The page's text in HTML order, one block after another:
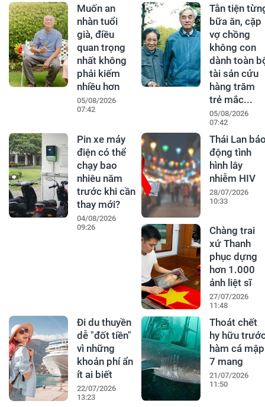
Muốn an
nhàn tuổi
già, điều
quan trọng
nhất không
phải kiếm
nhiều hơn
05/08/2026
07:42
Tằn tiện
bữa ăn, cặp
vợ chồng
không con
dành toàn
tài sản cứu
hàng trăm
trẻ mắc...
05/08/2026
07:42
Pin xe máy
điện có thể
chạy bao
nhiêu năm
trước khi cần
thay mới?
04/08/2026
09:26
Thái Lan
động tình
hình lây
nhiễm HIV
28/07/2026
10:33
Chàng trai
xứ Thanh
phục dựng
hơn 1.000
ảnh liệt sĩ
27/07/2026
11:48
Đi du thuyền
dễ "đốt tiền"
vì những
khoản phí ẩn
ít ai biết
22/07/2026
13:23
Thoát chết
hy hữu
hàm cá mập
7 mang
21/07/2026
11:50